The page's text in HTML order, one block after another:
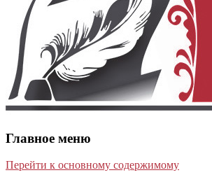
Главное меню
Перейти к основному содержимому